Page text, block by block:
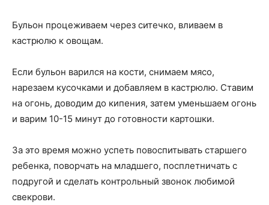
Бульон процеживаем через ситечко, вливаем в
кастрюлю к овощам.
Если бульон варился на кости, снимаем мясо,
нарезаем кусочками и добавляем в кастрюлю. Ставим
на огонь, доводим до кипения, затем уменьшаем огонь
и варим 10-15 минут до готовности картошки.
За это время можно успеть повоспитывать старшего
ребенка, поворчать на младшего, посплетничать с
подругой и сделать контрольный звонок любимой
свекрови.